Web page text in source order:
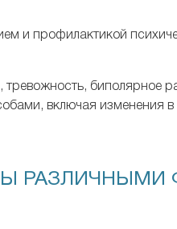
и профилактикой
тревожность, биполярное
включая изменения
РАЗЛИЧНЫМИ